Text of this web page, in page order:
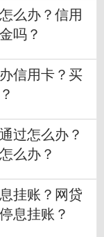
么办？信用
吗？
信用卡？买
过怎么办？
么办？
挂账？网贷
息挂账？